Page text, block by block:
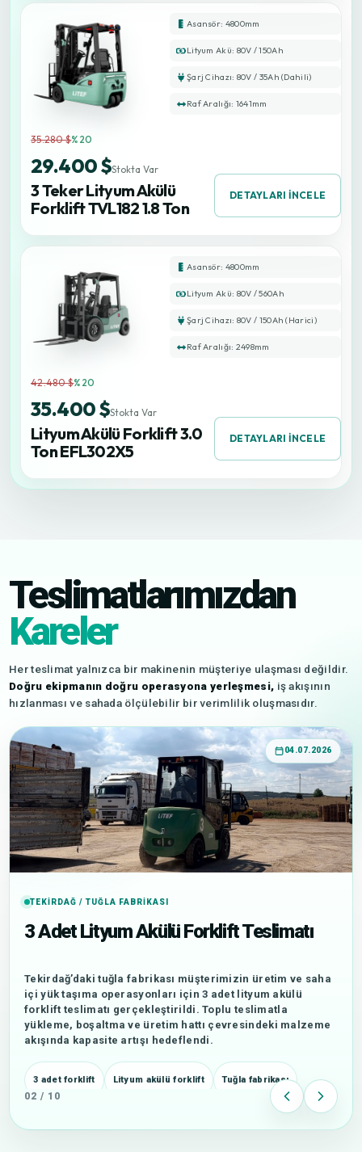
3 Teker Lityum Akülü
Forklift TVL182 1.8 Ton
35.280 $%20
29.400 $Stokta Var
DETAYLARI İNCELE
Asansör: 4800mm
Lityum Akü: 80V / 150Ah
Şarj Cihazı: 80V / 35Ah (Dahili)
Raf Aralığı: 1641mm
Lityum Akülü Forklift 3.0
Ton EFL302X5
42.480 $%20
35.400 $Stokta Var
DETAYLARI İNCELE
Asansör: 4800mm
Lityum Akü: 80V / 560Ah
Şarj Cihazı: 80V / 150Ah (Harici)
Raf Aralığı: 2498mm
Teslimatlarımızdan
Kareler
Her teslimat yalnızca bir makinenin müşteriye ulaşması değildir.
Doğru ekipmanın doğru operasyona yerleşmesi, iş akışının
hızlanması ve sahada ölçülebilir bir verimlilik oluşmasıdır.
04.07.2026
TEKIRDAĞ / TUĞLA FABRIKASI
3 Adet Lityum Akülü Forklift Teslimatı
Tekirdağ’daki tuğla fabrikası müşterimizin üretim ve saha
içi yük taşıma operasyonları için 3 adet lityum akülü
forklift teslimatı gerçekleştirildi. Toplu teslimatla
yükleme, boşaltma ve üretim hattı çevresindeki malzeme
akışında kapasite artışı hedeflendi.
3 adet forklift Lityum akülü forklift Tuğla fabrikası
02 / 10